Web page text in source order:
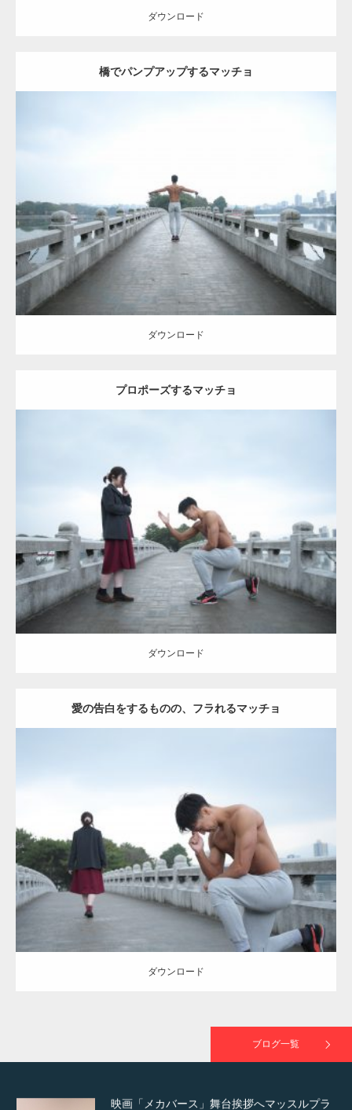
ダウンロード
橋でパンプアップするマッチョ
公園のマッチョ その他 AKIHITO(細マッチョ) 背中
ダウンロード
ダウンロード
プロポーズするマッチョ
公園のマッチョ AKIHITO(細マッチョ)
肩
ダウンロード
ダウンロード
愛の告白をするものの、フラれるマッチョ
2021.07.8
公園のマッチョ AKIHITO(細マッチョ)
肩
ダウンロード
ダウンロード
ブログ一覧
【YouTube】マッチョフリー素材メンバーが
ギネス世界記録…
【TV】TBS番組「ひるおび」にてマッスルプ
TOKYO FMラジオ番組「ONE MORNING」
NHK「所さん！事件ですよ」に取材されまし
映画「メカバース」舞台挨拶へマッスルプラ